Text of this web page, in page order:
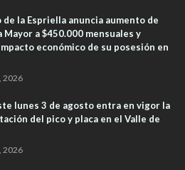
de la Espriella anuncia aumento de
Mayor a $450.000 mensuales y
económico de su posesión en
2026
lunes 3 de agosto entra en vigor la
del pico y placa en el Valle de
2026